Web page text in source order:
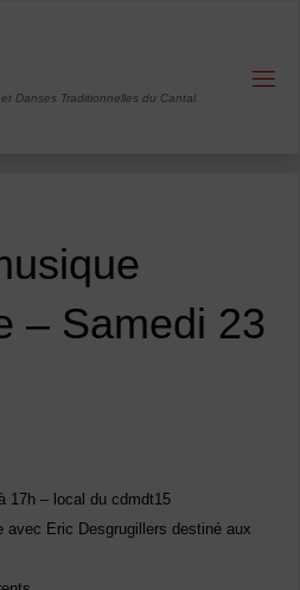
Danses Traditionnelles du Cantal
– Samedi 23
17h – local du cdmdt15
avec Eric Desgrugillers destiné aux